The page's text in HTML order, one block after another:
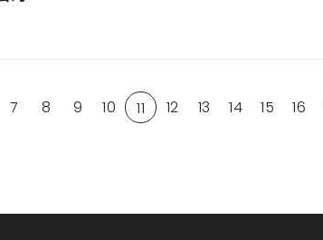
7 8 9 10 11 12 13 14 15 16